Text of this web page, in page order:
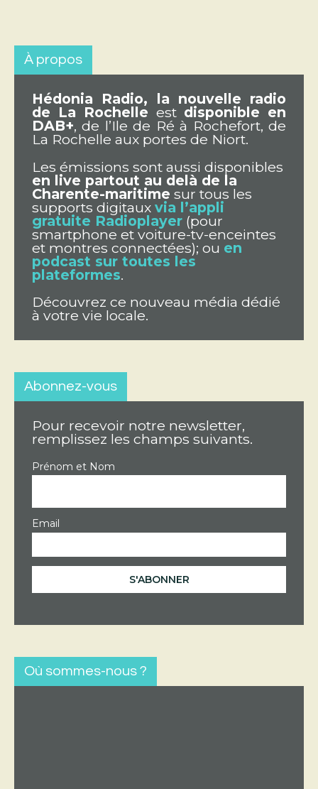
À propos
Hédonia Radio, la nouvelle radio
de La Rochelle est disponible en
DAB+, de l’Ile de Ré à Rochefort, de
La Rochelle aux portes de Niort.
Les émissions sont aussi disponibles
en live partout au delà de la
Charente-maritime sur tous les
supports digitaux via l’appli
gratuite Radioplayer (pour
smartphone et voiture-tv-enceintes
et montres connectées); ou en
podcast sur toutes les
plateformes.
Découvrez ce nouveau média dédié
à votre vie locale.
Abonnez-vous
Pour recevoir notre newsletter,
remplissez les champs suivants.
Prénom et Nom
Email
Où sommes-nous ?